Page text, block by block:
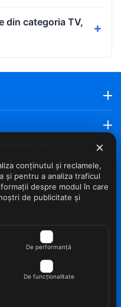
din categoria TV,
si configurat
×
conținutul și reclamele,
și pentru a analiza traficul
despre modul în care
de publicitate și
De performanță
De funcționalitate